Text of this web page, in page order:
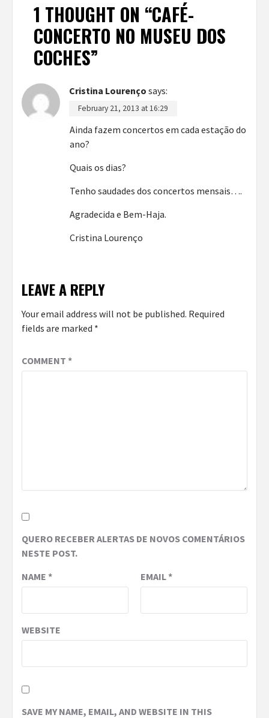
1 THOUGHT ON “CAFÉ-
CONCERTO NO MUSEU DOS
COCHES”
Cristina Lourenço says:
February 21, 2013 at 16:29
Ainda fazem concertos em cada estação do
ano?
Quais os dias?
Tenho saudades dos concertos mensais….
Agradecida e Bem-Haja.
Cristina Lourenço
LEAVE A REPLY
Your email address will not be published. Required
fields are marked *
COMMENT *
QUERO RECEBER ALERTAS DE NOVOS COMENTÁRIOS
NESTE POST.
NAME * EMAIL*
WEBSITE
SAVE MY NAME, EMAIL, AND WEBSITE IN THIS